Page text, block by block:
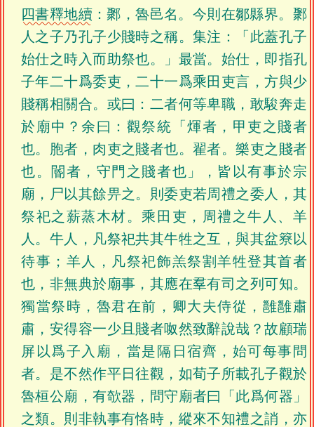
四書釋地續 ：鄹，魯邑名。今則在鄒縣界。鄹
人之子乃孔子少賤時之稱。集注：「此蓋孔子
始仕之時入而助祭也。」最當。始仕，即指孔
子年二十爲委吏，二十一爲乘田吏言，方與少
賤稱相關合。或曰：二者何等卑職，敢駿奔走
於廟中？余曰：觀祭統「煇者，甲吏之賤者
也。胞者，肉吏之賤者也。翟者。樂吏之賤者
也。閽者，守門之賤者也」，皆以有事於宗
廟，尸以其餘畀之。則委吏若周禮之委人，其
祭祀之薪蒸木材。乘田吏，周禮之牛人、羊
人。牛人，凡祭祀共其牛牲之互，與其盆簝以
待事；羊人，凡祭祀飾羔祭割羊牲登其首者
也，非無典於廟事，其應在羣有司之列可知。
獨當祭時，魯君在前，卿大夫侍從，雝雝肅
肅，安得容一少且賤者呶然致辭說哉？故顧瑞
屏以爲子入廟，當是隔日宿齊，始可每事問
者。是不然作平日往觀，如荀子所載孔子觀於
魯桓公廟，有欹器，問守廟者曰「此爲何器」
之類。則非執事有恪時，縱來不知禮之誚，亦